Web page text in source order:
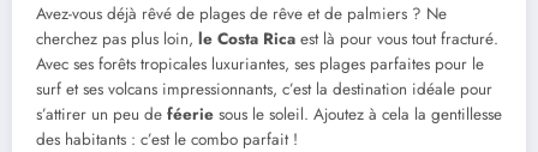
Avez-vous déjà rêvé de plages de rêve et de palmiers ? Ne
cherchez pas plus loin, le Costa Rica est là pour vous tout fracturé.
Avec ses forêts tropicales luxuriantes, ses plages parfaites pour le
surf et ses volcans impressionnants, c’est la destination idéale pour
s’attirer un peu de féerie sous le soleil. Ajoutez à cela la gentillesse
des habitants : c’est le combo parfait !